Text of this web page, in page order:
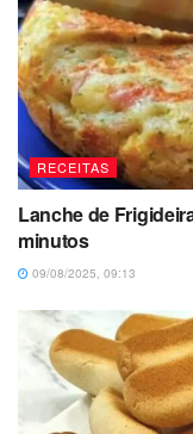
RECEITAS
Lanche de
minutos
09/08/2025, 09:13